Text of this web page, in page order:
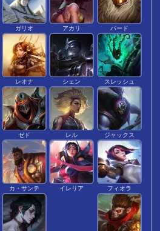
ガリオ アカリ バード
レオナ シェン スレッシュ
ゼド レル ジャックス
カ・サンテ イレリア フィオラ